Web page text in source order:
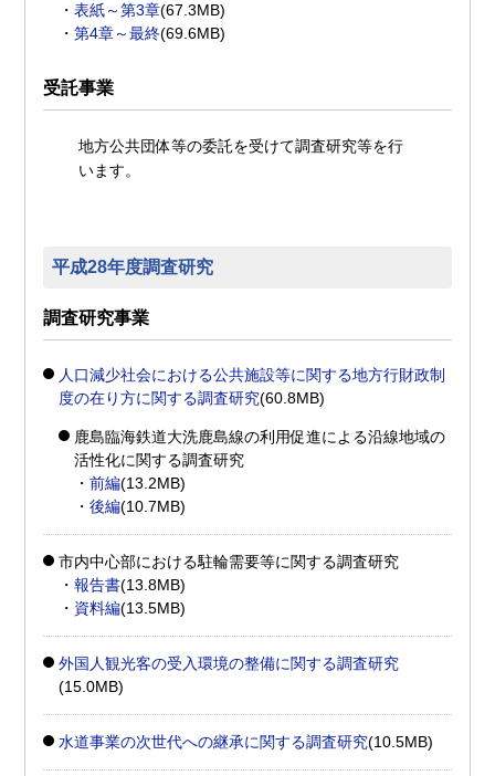
・表紙～第3章(67.3MB)
・第4章～最終(69.6MB)
受託事業
地方公共団体等の委託を受けて調査研究等を行
います。
平成28年度調査研究
調査研究事業
人口減少社会における公共施設等に関する地方行財政制
度の在り方に関する調査研究(60.8MB)
鹿島臨海鉄道大洗鹿島線の利用促進による沿線地域の
活性化に関する調査研究
・前編(13.2MB)
・後編(10.7MB)
市内中心部における駐輪需要等に関する調査研究
・報告書(13.8MB)
・ 資料編(13.5MB)
外国人観光客の受入環境の整備に関する調査研究
(15.0MB)
水道事業の次世代への継承に関する調査研究(10.5MB)